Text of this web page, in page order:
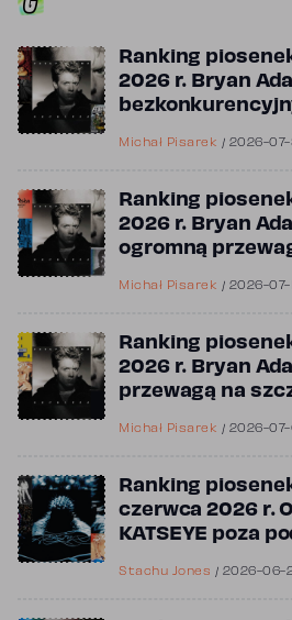
Ranking
2026 r. Bryan
Michał Pisarek / 2026-07-
Ranking
2026 r. Bryan
ogromną
Michał Pisarek / 2026-07-
Ranking
2026 r. Bryan
przewagą na
Michał Pisarek / 2026-07-
Ranking
czerwca 2026 r.
KATSEYE poza
Stachu Jones / 2026-06-